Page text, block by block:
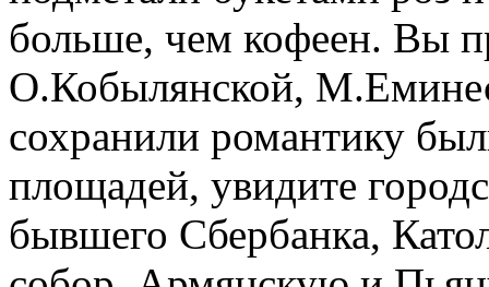
больше, чем кофеен. Вы
О.Кобылянской,
сохранили романтику
площадей, увидите
бывшего Сбербанка,